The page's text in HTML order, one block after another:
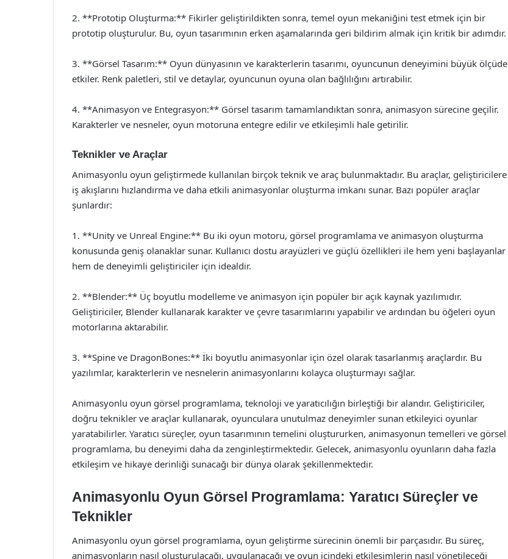
2. **Prototip Oluşturma:** Fikirler geliştirildikten sonra, temel oyun mekaniğini test etmek için bir
prototip oluşturulur. Bu, oyun tasarımının erken aşamalarında geri bildirim almak için kritik bir adımdır.
3. **Görsel Tasarım:** Oyun dünyasının ve karakterlerin tasarımı, oyuncunun deneyimini büyük ölçüde
etkiler. Renk paletleri, stil ve detaylar, oyuncunun oyuna olan bağlılığını artırabilir.
4. **Animasyon ve Entegrasyon:** Görsel tasarım tamamlandıktan sonra, animasyon sürecine geçilir.
Karakterler ve nesneler, oyun motoruna entegre edilir ve etkileşimli hale getirilir.
Teknikler ve Araçlar
Animasyonlu oyun geliştirmede kullanılan birçok teknik ve araç bulunmaktadır. Bu araçlar, geliştiricilere
iş akışlarını hızlandırma ve daha etkili animasyonlar oluşturma imkanı sunar. Bazı popüler araçlar
şunlardır:
1. **Unity ve Unreal Engine:** Bu iki oyun motoru, görsel programlama ve animasyon oluşturma
konusunda geniş olanaklar sunar. Kullanıcı dostu arayüzleri ve güçlü özellikleri ile hem yeni başlayanlar
hem de deneyimli geliştiriciler için idealdir.
2. **Blender:** Üç boyutlu modelleme ve animasyon için popüler bir açık kaynak yazılımıdır.
Geliştiriciler, Blender kullanarak karakter ve çevre tasarımlarını yapabilir ve ardından bu öğeleri oyun
motorlarına aktarabilir.
3. **Spine ve DragonBones:** İki boyutlu animasyonlar için özel olarak tasarlanmış araçlardır. Bu
yazılımlar, karakterlerin ve nesnelerin animasyonlarını kolayca oluşturmayı sağlar.
Animasyonlu oyun görsel programlama, teknoloji ve yaratıcılığın birleştiği bir alandır. Geliştiriciler,
doğru teknikler ve araçlar kullanarak, oyunculara unutulmaz deneyimler sunan etkileyici oyunlar
yaratabilirler. Yaratıcı süreçler, oyun tasarımının temelini oluştururken, animasyonun temelleri ve görsel
programlama, bu deneyimi daha da zenginleştirmektedir. Gelecek, animasyonlu oyunların daha fazla
etkileşim ve hikaye derinliği sunacağı bir dünya olarak şekillenmektedir.
Animasyonlu Oyun Görsel Programlama: Yaratıcı Süreçler ve
Teknikler
Animasyonlu oyun görsel programlama, oyun geliştirme sürecinin önemli bir parçasıdır. Bu süreç,
animasyonların nasıl oluşturulacağı, uygulanacağı ve oyun içindeki etkileşimlerin nasıl yönetileceği